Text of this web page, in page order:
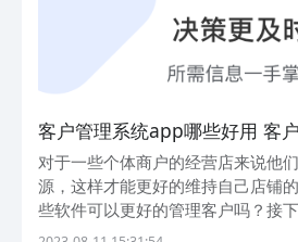
客户管理系统app哪些好用 客
辑
对于一些个体商户的经营店来说他
源，这样才能更好的维持自己店铺
些软件可以更好的管理客户吗？接
app哪个好用但同时你也要去选择一